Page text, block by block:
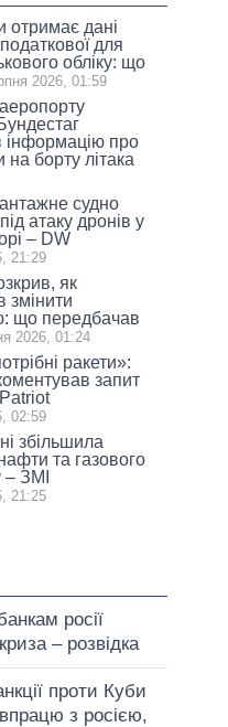
отримає дані
для
обліку: що
2026, 01:59
інформацію про
на борту літака
судно
атаку дронів у
– DW
21:29
як
змінити
що передбачав
2026, 01:24
ракети»:
запит
02:59
збільшила
та газового
ЗМІ
21:25
росії
– розвідка
проти Куби
з росією,